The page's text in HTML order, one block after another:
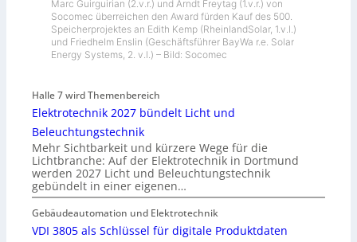
Marc Guirguirian (2.v.r.) und Arndt Freytag (1.v.r.) von
Socomec überreichen den Award fürden Kauf des 500.
Speicherprojektes an Edith Kemp (RheinlandSolar, 1.v.l.)
und Friedhelm Enslin (Geschäftsführer BayWa r.e. Solar
Energy Systems, 2. v.l.) – Bild: Socomec
Halle 7 wird Themenbereich
Elektrotechnik 2027 bündelt Licht und
Beleuchtungstechnik
Mehr Sichtbarkeit und kürzere Wege für die
Lichtbranche: Auf der Elektrotechnik in Dortmund
werden 2027 Licht und Beleuchtungstechnik
gebündelt in einer eigenen…
Gebäudeautomation und Elektrotechnik
VDI 3805 als Schlüssel für digitale Produktdaten